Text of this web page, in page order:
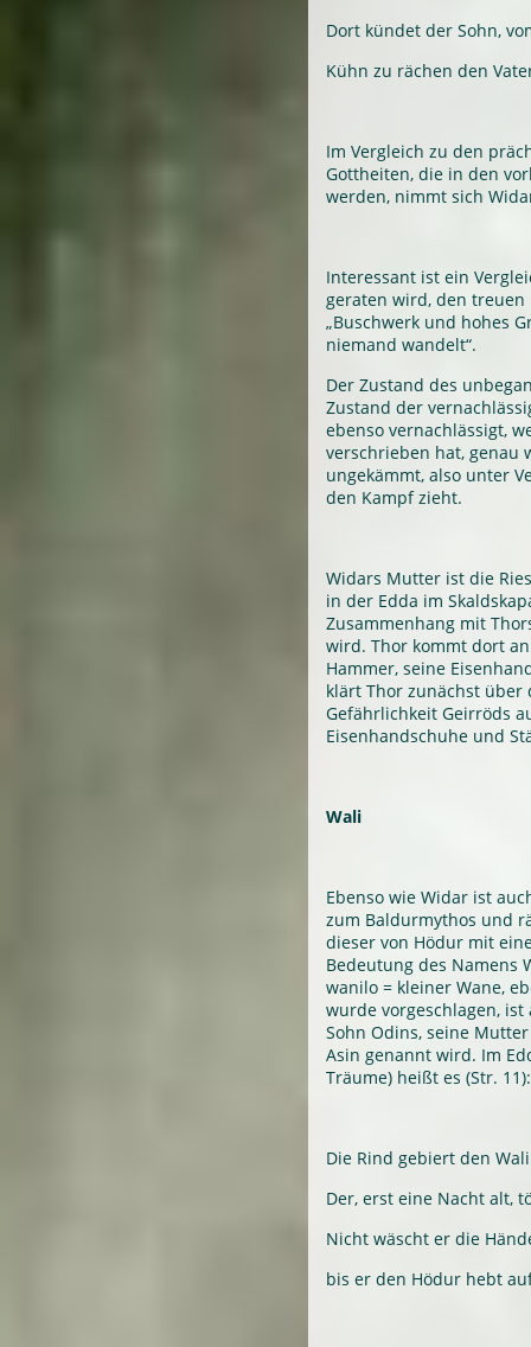
Dort kündet der Sohn,
Kühn zu rächen den
Im Vergleich zu den
Gottheiten, die in den
werden, nimmt sich
Interessant ist ein
geraten wird, den
„Buschwerk und hohes
niemand wandelt“.
Der Zustand des
Zustand der
ebenso vernachlässigt,
verschrieben hat, genau
ungekämmt, also unter
den Kampf zieht.
Widars Mutter ist die
in der Edda im
Zusammenhang mit
wird. Thor kommt dort
Hammer, seine
klärt Thor zunächst
Gefährlichkeit Geirröds
Eisenhandschuhe und
Wali
Ebenso wie Widar ist
zum Baldurmythos und
dieser von Hödur mit
Bedeutung des Namens
wanilo = kleiner Wane,
wurde vorgeschlagen,
Sohn Odins, seine
Asin genannt wird. Im
Träume) heißt es (Str. 11):
Die Rind gebiert den
Der, erst eine Nacht alt,
Nicht wäscht er die
bis er den Hödur hebt